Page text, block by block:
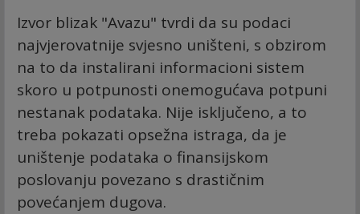
Izvor blizak "Avazu" tvrdi da su podaci
najvjerovatnije svjesno uništeni, s obzirom
na to da instalirani informacioni sistem
skoro u potpunosti onemogućava potpuni
nestanak podataka. Nije isključeno, a to
treba pokazati opsežna istraga, da je
uništenje podataka o finansijskom
poslovanju povezano s drastičnim
povećanjem dugova.